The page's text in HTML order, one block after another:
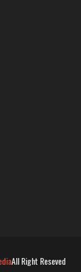
All Right Reseved